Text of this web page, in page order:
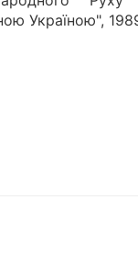
Україною",